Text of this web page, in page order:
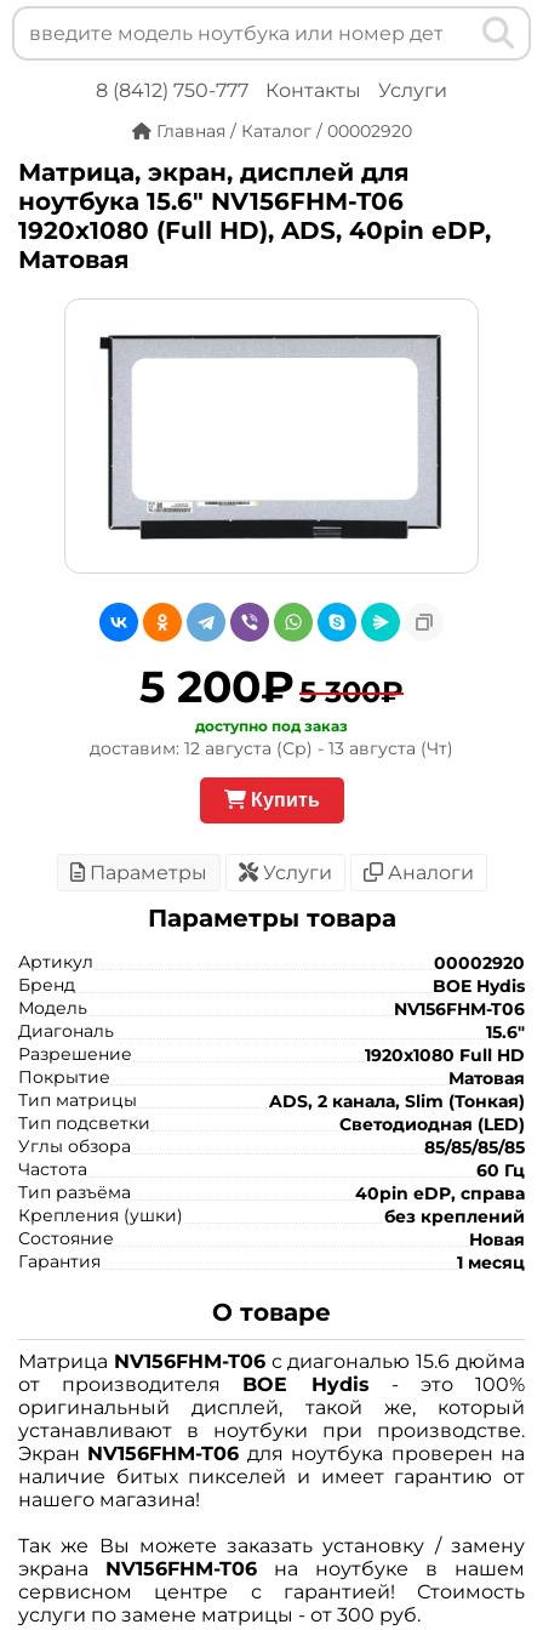
8 (8412) 750-777 Контакты Услуги
Главная / Каталог / 00002920
Матрица, экран, дисплей для
ноутбука 15.6" NV156FHM-T06
1920x1080 (Full HD), ADS, 40pin eDP,
Матовая
5 200₽5 300₽
доступно под заказ
доставим: 12 августа (Ср) - 13 августа (Чт)
Купить
Параметры Услуги Аналоги
Параметры товара
Артикул
00002920
Бренд
BOE Hydis
Модель
NV156FHM-T06
Диагональ
15.6"
Разрешение
1920x1080 Full HD
Покрытие
Матовая
Тип матрицы
ADS, 2 канала, Slim (Тонкая)
Тип подсветки
Светодиодная (LED)
Углы обзора
85/85/85/85
Частота
60 Гц
Тип разъёма
40pin eDP, справа
Крепления (ушки)
без креплений
Состояние
Новая
Гарантия
1 месяц
О товаре
Матрица NV156FHM-T06с диагональю 15.6 дюйма
от производителя BOE Hydis - это 100%
оригинальный дисплей, такой же, который
устанавливают в ноутбуки при производстве.
Экран NV156FHM-T06 для ноутбука проверен на
наличие битых пикселей и имеет гарантию от
нашего магазина!
Так же Вы можете заказать установку / замену
экрана NV156FHM-T06 на ноутбуке в нашем
сервисном центре с гарантией! Стоимость
услуги по замене матрицы - от 300 руб.